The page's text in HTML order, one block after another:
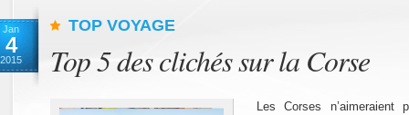
Jan
4
2015
TOP VOYAGE
Top 5 des clichés sur la Corse
Les Corses